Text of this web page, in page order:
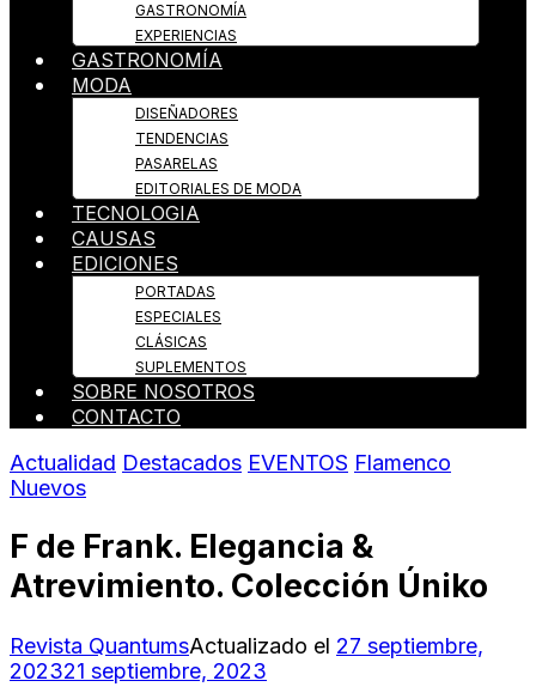
GASTRONOMÍA
EXPERIENCIAS
GASTRONOMÍA
MODA
DISEÑADORES
TENDENCIAS
PASARELAS
EDITORIALES DE MODA
TECNOLOGIA
CAUSAS
EDICIONES
PORTADAS
ESPECIALES
CLÁSICAS
SUPLEMENTOS
SOBRE NOSOTROS
CONTACTO
Actualidad Destacados EVENTOS Flamenco
Nuevos
F de Frank. Elegancia &
Atrevimiento. Colección Úniko
Revista QuantumsActualizado el 27 septiembre,
202321 septiembre, 2023